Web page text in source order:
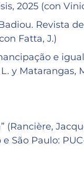
2025 (con
Revista
Fatta, J.)
e
y Matarangas,
(Rancière,
São Paulo: